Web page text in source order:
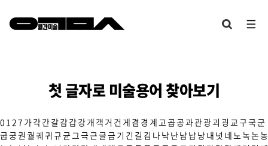
첫 글자로 미술용어 찾아보기
0 1 27 가각간갈감갑강개 객 거 건 게 겸 경 계 고 곱공과관광괴 굉 교 구국군
굽궁권 궐 궤귀 규균그극근글금기 긴 길 김 나낙난남납낭내 넛 네 노 녹논농